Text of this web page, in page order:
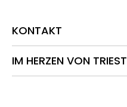
KONTAKT
IM HERZEN VON TRIEST